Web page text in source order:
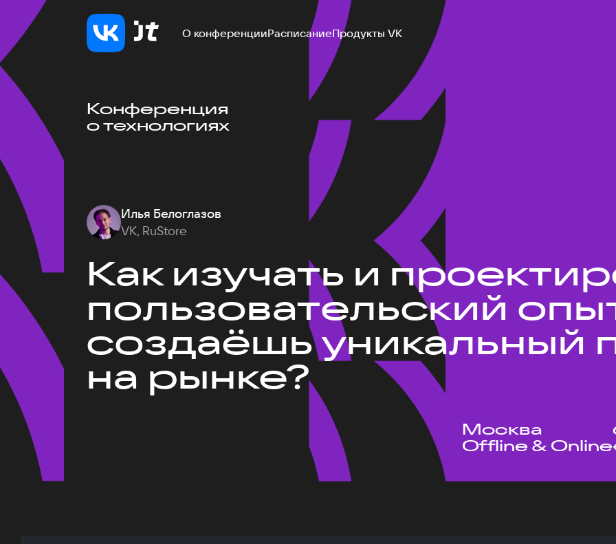
О конференцииРасписаниеПродукты VK
Конференция
о технологиях
Илья Белоглазов
VK, RuStore
Как изучать и
пользовательский
создаёшь уникальный
на рынке?
Москва
Offline & Online